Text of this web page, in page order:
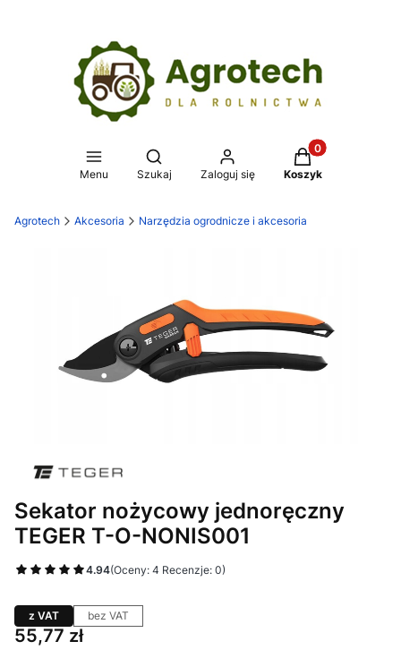
Menu
Otwórz wyszukiwarkę
Szukaj Zaloguj się
Produkty w
Koszyk
Agrotech Akcesoria Narzędzia ogrodnicze i akcesoria
Sekator nożycowy jednoręczny
TEGER T-O-NONIS001
4.94(Oceny: 4 Recenzje: 0)
z VAT bez VAT
Cena
55,77 zł